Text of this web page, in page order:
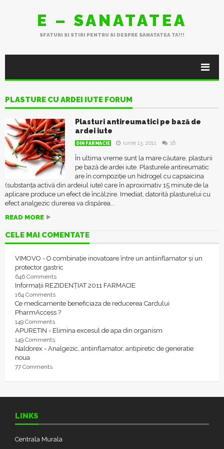
E – SANATATEA
SFATURI SI STIRI PENTRU SI DESPRE SANATATEA TA!!!
PLASTURE CU ARDEI IUTE FORUM
Plasturi antireumatici pe bază de
ardei iute
DIN FARMACIE iunie 13, 2011 18
În ultima vreme sunt la mare căutare, plasturii
pe bază de ardei iute. Plasturele antireumatic
are în compoziție un hidrogel cu capsaicina
(substanța activă din ardeiul iute) care în aproximativ 15 minute de la
aplicare produce un efect de încălzire. Imediat, datorită plasturelui cu
efect analgezic durerea va dispărea...
READ MORE
CELE MAI COMENTATE
VIMOVO - O combinație inovatoare între un antiinflamator și un
protector gastric
646 Comments
Informații REZIDENȚIAT 2011 FARMACIE
164 Comments
Ce medicamente beneficiaza de reducerea Cardului
PharmAccess ?
149 Comments
APURETIN - Elimina excesul de apa din organism
149 Comments
Naldorex - Analgezic, antiinflamator, antipiretic de generatie
noua
77 Comments
LINKS
Centrala Murala